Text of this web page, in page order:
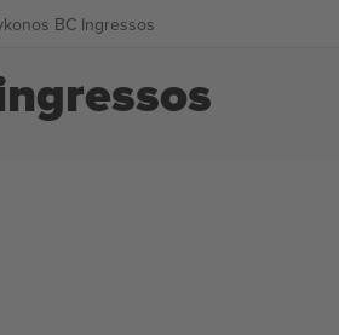
BC Ingressos